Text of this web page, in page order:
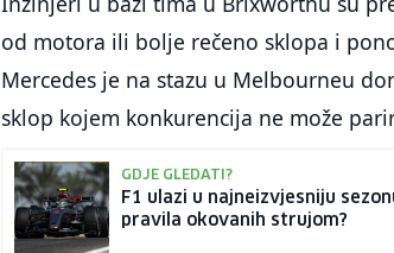
od motora ili bolje rečeno sklopa i
Mercedes je na stazu u Melbourneu
sklop kojem konkurencija ne može
GDJE GLEDATI?
F1 ulazi u najneizvjesniju
pravila okovanih strujom?